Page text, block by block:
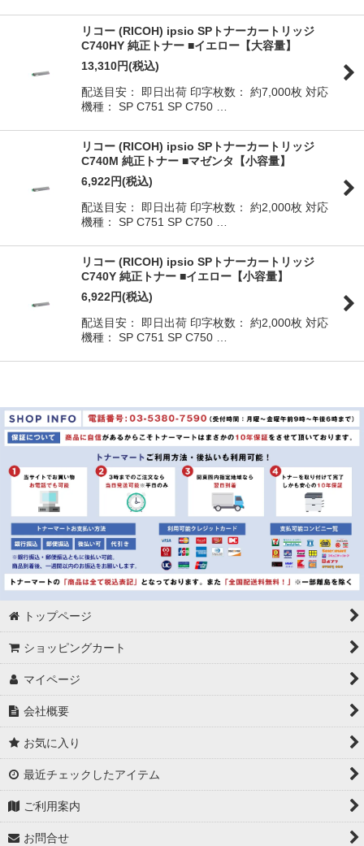
リコー (RICOH) ipsio SPトナーカートリッジ
C740HY 純正トナー ■イエロー【大容量】
13,310円(税込)
配送目安： 即日出荷 印字枚数： 約7,000枚 対応
機種： SP C751 SP C750 …
リコー (RICOH) ipsio SPトナーカートリッジ
C740M 純正トナー ■マゼンタ【小容量】
6,922円(税込)
配送目安： 即日出荷 印字枚数： 約2,000枚 対応
機種： SP C751 SP C750 …
リコー (RICOH) ipsio SPトナーカートリッジ
C740Y 純正トナー ■イエロー【小容量】
6,922円(税込)
配送目安： 即日出荷 印字枚数： 約2,000枚 対応
機種： SP C751 SP C750 …
トップページ
ショッピングカート
マイページ
会社概要
お気に入り
最近チェックしたアイテム
ご利用案内
お問合せ